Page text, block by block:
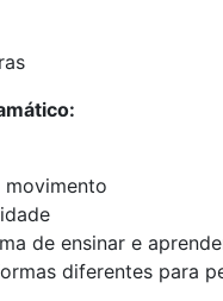
movimento
de ensinar e
diferentes para